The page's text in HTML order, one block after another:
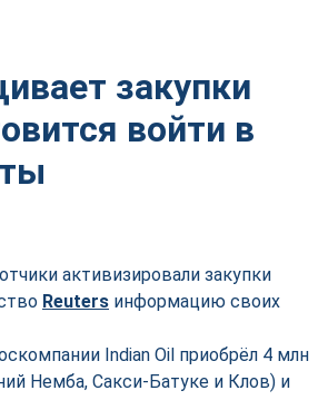
закупки
войти в
активизировали закупки
Reuters информацию своих
Indian Oil приобрёл 4 млн
Немба, Сакси-Батуке и Клов) и